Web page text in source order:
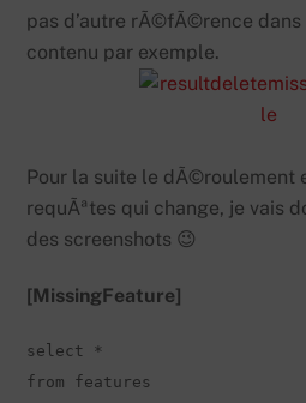
pas d’autre rÃ©fÃ©rence dans
contenu par exemple.
Pour la suite le dÃ©roulement
requÃªtes qui change, je vais
des screenshots 😉
[MissingFeature]
select *
from features